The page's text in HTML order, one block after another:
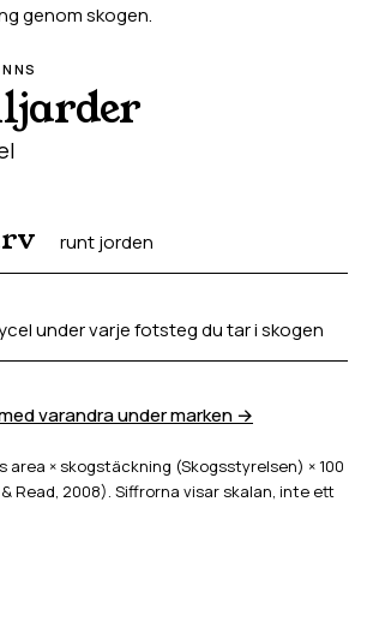
genom skogen.
runt jorden
under varje fotsteg du tar i skogen
varandra under marken →
area × skogstäckning (Skogsstyrelsen) × 100
Read, 2008). Siffrorna visar skalan, inte ett